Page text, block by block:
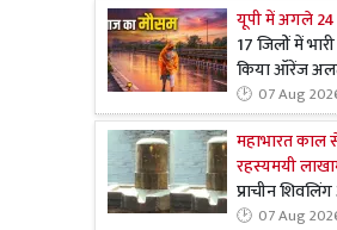
यूपी में अगले 24
17 जिलों में
किया ऑरेंज
07 Aug
महाभारत काल
रहस्यमयी
प्राचीन
07 Aug